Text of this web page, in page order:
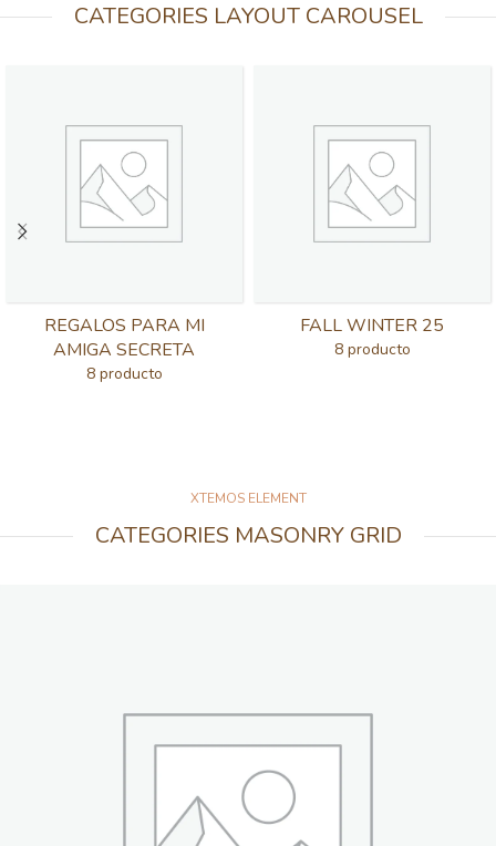
CATEGORIES LAYOUT CAROUSEL
REGALOS PARA MI
AMIGA SECRETA
8 producto
FALL WINTER 25
8 producto
XTEMOS ELEMENT
CATEGORIES MASONRY GRID